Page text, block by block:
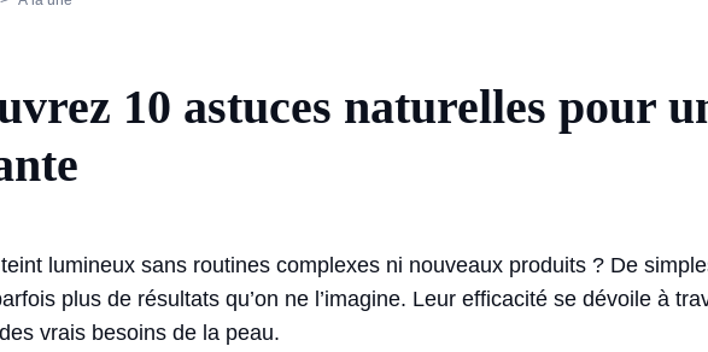
10 astuces naturelles pour
teint lumineux sans routines complexes ni nouveaux produits ? De
plus de résultats qu’on ne l’imagine. Leur efficacité se dévoile à
vrais besoins de la peau.